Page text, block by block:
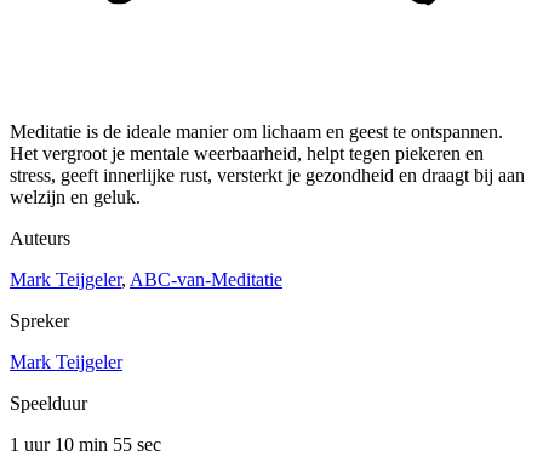
Meditatie is de ideale manier om lichaam en geest te ontspannen.
Het vergroot je mentale weerbaarheid, helpt tegen piekeren en
stress, geeft innerlijke rust, versterkt je gezondheid en draagt bij aan
welzijn en geluk.
Auteurs
Mark Teijgeler, ABC-van-Meditatie
Spreker
Mark Teijgeler
Speelduur
1 uur 10 min 55 sec